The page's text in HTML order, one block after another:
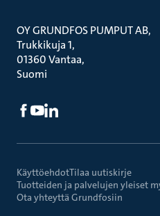
OY GRUNDFOS PUMPUT AB
Trukkikuja 1
01360 Vantaa
Suomi
KäyttöehdotTilaa uutiskirje
Tuotteiden ja palvelujen yleiset
Ota yhteyttä Grundfosiin